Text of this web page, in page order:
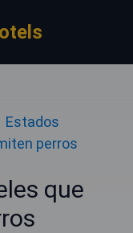
Estados
perros
que